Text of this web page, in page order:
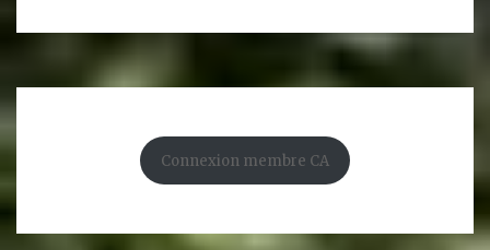
Connexion membre CA